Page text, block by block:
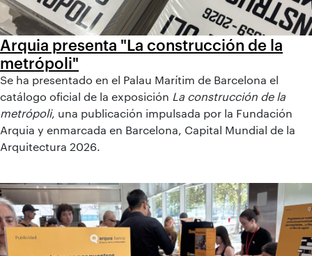
Arquia presenta "La construcción de la
metrópoli"
Se ha presentado en el Palau Marítim de Barcelona el
catálogo oficial de la exposición La construcción de la
metrópoli, una publicación impulsada por la Fundación
Arquia y enmarcada en Barcelona, Capital Mundial de la
Arquitectura 2026.